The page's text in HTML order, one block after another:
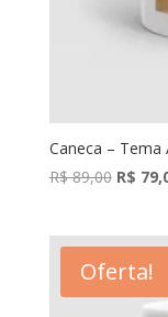
Caneca – Tema
R$89,00 O
era:
R$
R$
Oferta!